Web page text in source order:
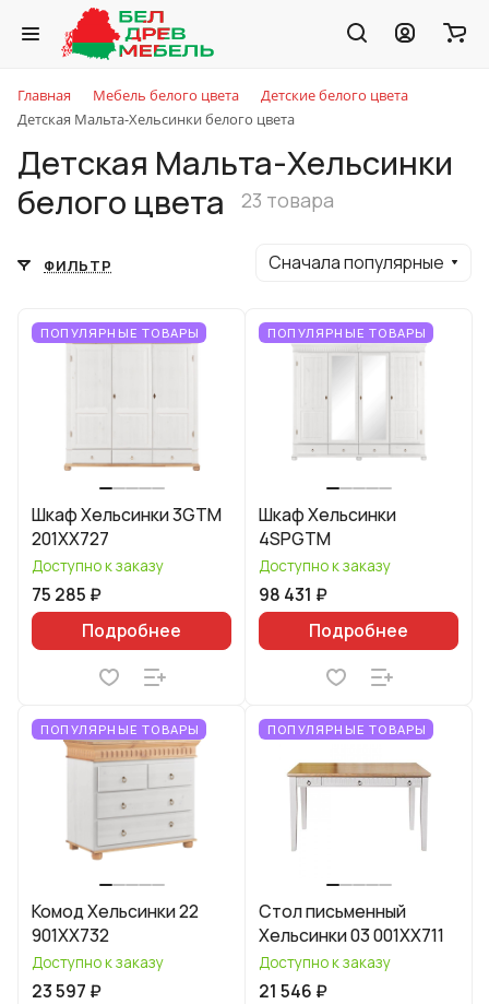
Главная Мебель белого цвета
Детские белого цвета
Детская Мальта-Хельсинки белого цвета
Детская Мальта-Хельсинки
белого цвета
23 товара
ФИЛЬТР Сначала популярные
ПОПУЛЯРНЫЕ ТОВАРЫ
Шкаф Хельсинки 3GTM
201XX727
Доступно к заказу
75 285 ₽
Подробнее
ПОПУЛЯРНЫЕ ТОВАРЫ
Шкаф Хельсинки
4SPGTM
Доступно к заказу
98 431 ₽
Подробнее
ПОПУЛЯРНЫЕ ТОВАРЫ
Комод Хельсинки 22
901XX732
Доступно к заказу
23 597 ₽
ПОПУЛЯРНЫЕ ТОВАРЫ
Стол письменный
Хельсинки 03 001XX711
Доступно к заказу
21 546 ₽